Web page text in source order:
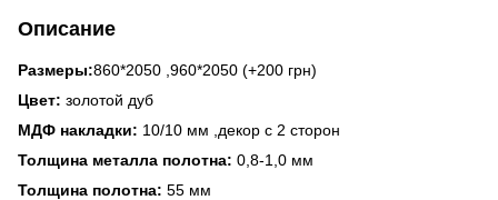
Описание
Размеры:860*2050 ,960*2050 (+200 грн)
Цвет: золотой дуб
МДФ накладки: 10/10 мм ,декор с 2 сторон
Толщина металла полотна: 0,8-1,0 мм
Толщина полотна: 55 мм